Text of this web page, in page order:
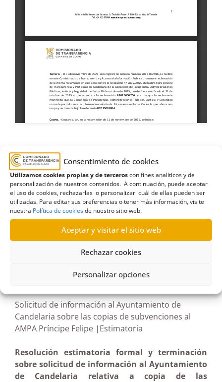
Consentimiento de cookies
Utilizamos cookies propias y de terceroscon fines analíticos y de
personalización de nuestros contenidos. A continuación, puede aceptar
el uso de cookies, rechazarlas o personalizar cuál de ellas pueden ser
utilizadas. Para editar sus preferencias o tener más información, visite
nuestra Política de cookiesde nuestro sitio web.
Aceptar y visitar el sitio web
Rechazar cookies
Personalizar opciones
Administraciones Públicas,AMPA,Candelaria
CEIP,consejería,Estimatoria formal y terminación
Gobierno de Canarias,Justicia,Presidencia,
Príncipe Felipe,seguridad
Solicitud de información al Ayuntamiento de
Candelaria sobre las copias de subvenciones al
AMPA Príncipe Felipe |Estimatoria
Resolución estimatoria formal y terminación
sobre solicitud de información al Ayuntamiento
de Candelaria relativa a copia de las